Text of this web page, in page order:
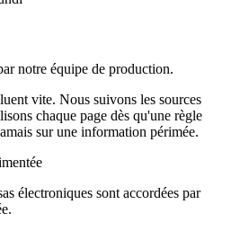
notre équipe de production.
vite. Nous suivons les sources
chaque page dès qu'une règle
sur une information périmée.
électroniques sont accordées par